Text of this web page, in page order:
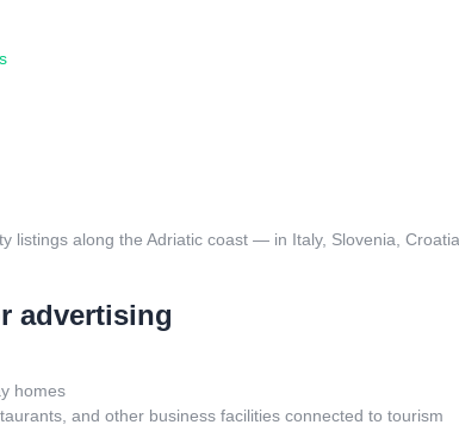
listings along the Adriatic coast — in Italy, Slovenia,
advertising
homes
and other business facilities connected to tourism